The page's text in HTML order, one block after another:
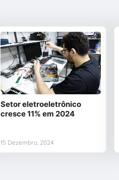
Setor eletroeletrônico
cresce 11% em 2024
15 Dezembro, 2024